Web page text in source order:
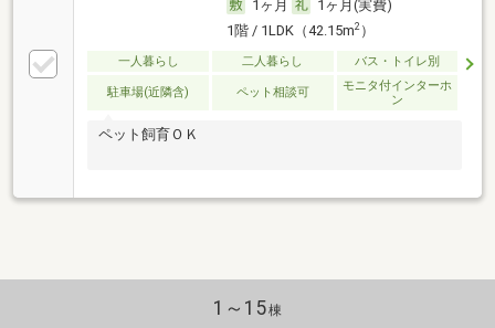
1ヶ月
1ヶ月(実費)
1階 / 1LDK（42.15m2）
一人暮らし 二人暮らし バス・トイレ別
駐車場(近隣含) ペット相談可
モニタ付インターホ
ン
ペット飼育ＯＫ
1～15棟